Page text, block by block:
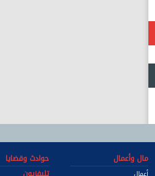
مال وأعمال
حوادث وقضايا